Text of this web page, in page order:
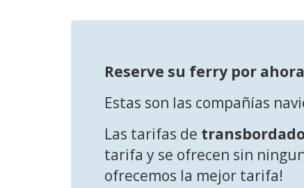
Reserve su ferry por
Estas son las compañías
Las tarifas de
tarifa y se ofrecen sin
ofrecemos la mejor tarifa!